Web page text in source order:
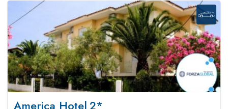
America Hotel 2*